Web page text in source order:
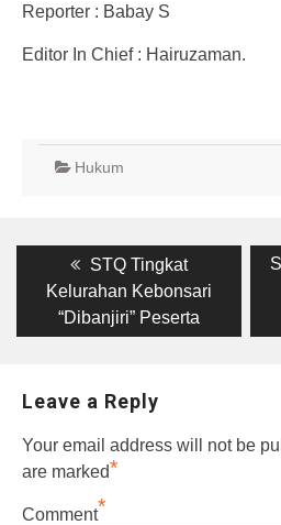
Reporter : Babay S
Editor In Chief : Hairuzaman.
Hukum
navigation
Previous
post:
STQ Tingkat
Kelurahan Kebonsari
“Dibanjiri” Peserta
Leave a Reply
Your email address will not be
are marked*
Comment*